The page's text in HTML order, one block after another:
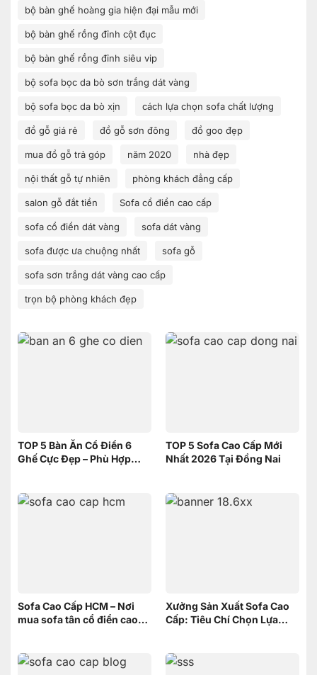
bộ bàn ghế hoàng gia hiện đại mẫu mới
bộ bàn ghế rồng đỉnh cột đục
bộ bàn ghế rồng đỉnh siêu vip
bộ sofa bọc da bò sơn trắng dát vàng
bộ sofa bọc da bò xịn cách lựa chọn sofa chất lượng
đồ gỗ giá rẻ đồ gỗ sơn đông đồ goo đẹp
mua đồ gỗ trả góp năm 2020 nhà đẹp
nội thất gỗ tự nhiên phòng khách đẳng cấp
salon gỗ đắt tiền Sofa cổ điển cao cấp
sofa cổ điển dát vàng sofa dát vàng
sofa được ưa chuộng nhất sofa gỗ
sofa sơn trắng dát vàng cao cấp
trọn bộ phòng khách đẹp
TOP 5 Bàn Ăn Cổ Điển 6
Ghế Cực Đẹp – Phù Hợp
TOP 5 Sofa Cao Cấp Mới
Nhất 2026 Tại Đồng Nai
Sofa Cao Cấp HCM – Nơi
mua sofa tân cổ điển cao
Xưởng Sản Xuất Sofa Cao
Cấp: Tiêu Chí Chọn Lựa